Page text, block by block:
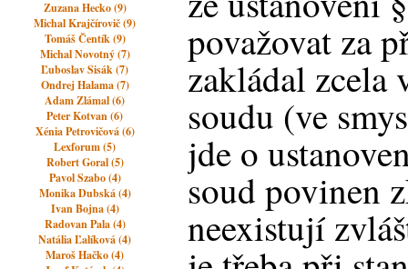
Zuzana Hecko (9)
Michal Krajčírovič (9)
Tomáš Čentík (9)
Michal Novotný (7)
Ľuboslav Sisák (7)
Ondrej Halama (7)
Adam Zlámal (6)
Peter Kotvan (6)
Xénia Petrovičová (6)
Lexforum (5)
Robert Goral (5)
Pavol Szabo (4)
Monika Dubská (4)
Ivan Bojna (4)
Radovan Pala (4)
Natália Ľalíková (4)
Maroš Hačko (4)
považovat za
zakládal zcela
soudu (ve
jde o
soud povinen
neexistují